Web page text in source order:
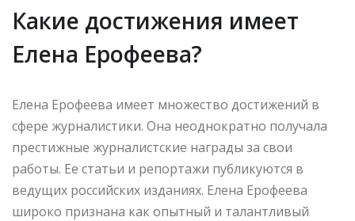
Какие достижения имеет
Елена Ерофеева?
Елена Ерофеева имеет множество достижений в
сфере журналистики. Она неоднократно получала
престижные журналистские награды за свои
работы. Ее статьи и репортажи публикуются в
ведущих российских изданиях. Елена Ерофеева
широко признана как опытный и талантливый